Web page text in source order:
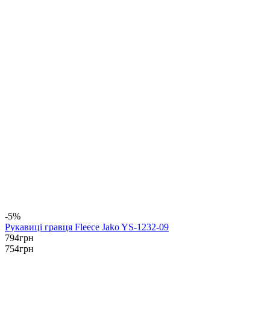
-5%
Рукавиці гравця Fleece Jako YS-1232-09
794грн
754грн